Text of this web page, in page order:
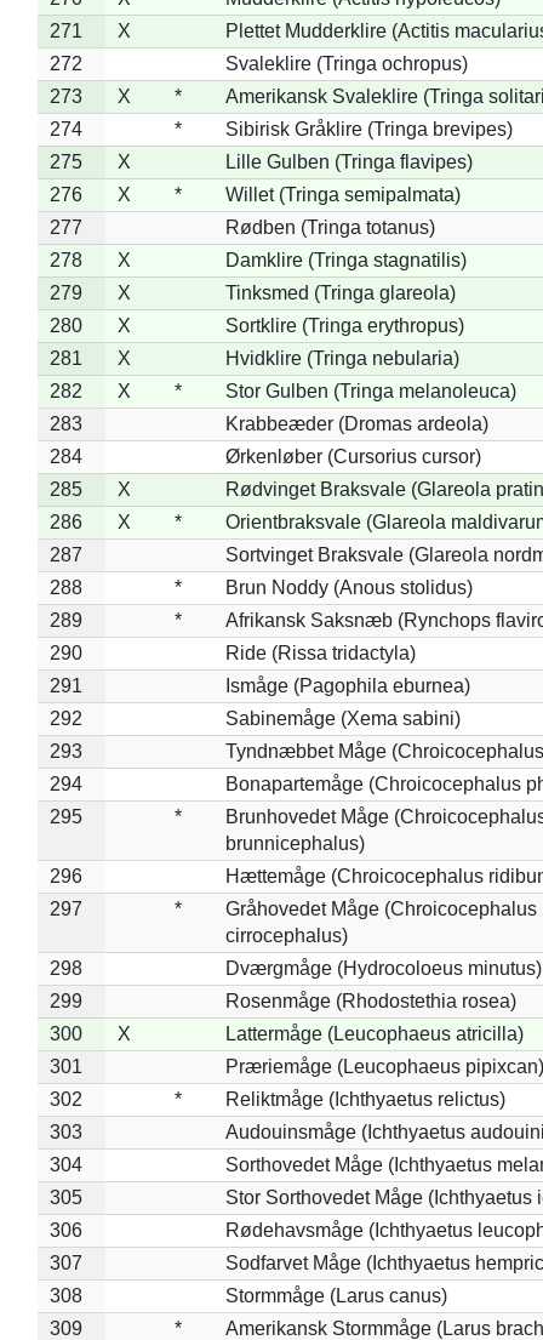
271
X
Plettet Mudderklire (Actitis
272
Svaleklire (Tringa ochropus)
273
X *
Amerikansk Svaleklire (Tringa
274
*
Sibirisk Gråklire (Tringa brevipes)
275
X
Lille Gulben (Tringa flavipes)
276
X *
Willet (Tringa semipalmata)
277
Rødben (Tringa totanus)
278
X
Damklire (Tringa stagnatilis)
279
X
Tinksmed (Tringa glareola)
280
X
Sortklire (Tringa erythropus)
281
X
Hvidklire (Tringa nebularia)
282
X *
Stor Gulben (Tringa melanoleuca)
283
Krabbeæder (Dromas ardeola)
284
Ørkenløber (Cursorius cursor)
285
X
Rødvinget Braksvale (Glareola
286
X *
Orientbraksvale (Glareola
287
Sortvinget Braksvale (Glareola
288
*
Brun Noddy (Anous stolidus)
289
*
Afrikansk Saksnæb (Rynchops
290
Ride (Rissa tridactyla)
291
Ismåge (Pagophila eburnea)
292
Sabinemåge (Xema sabini)
293
Tyndnæbbet Måge
294
Bonapartemåge (Chroicocephalus
295
*
Brunhovedet Måge
brunnicephalus)
296
Hættemåge (Chroicocephalus
297
*
Gråhovedet Måge (Chroicocephalus
cirrocephalus)
298
Dværgmåge (Hydrocoloeus minutus)
299
Rosenmåge (Rhodostethia rosea)
300
X
Lattermåge (Leucophaeus atricilla)
301
Præriemåge (Leucophaeus pipixcan)
302
*
Reliktmåge (Ichthyaetus relictus)
303
Audouinsmåge (Ichthyaetus
304
Sorthovedet Måge (Ichthyaetus
305
Stor Sorthovedet Måge (Ichthyaetus
306
Rødehavsmåge (Ichthyaetus
307
Sodfarvet Måge (Ichthyaetus
308
Stormmåge (Larus canus)
309
*
Amerikansk Stormmåge (Larus